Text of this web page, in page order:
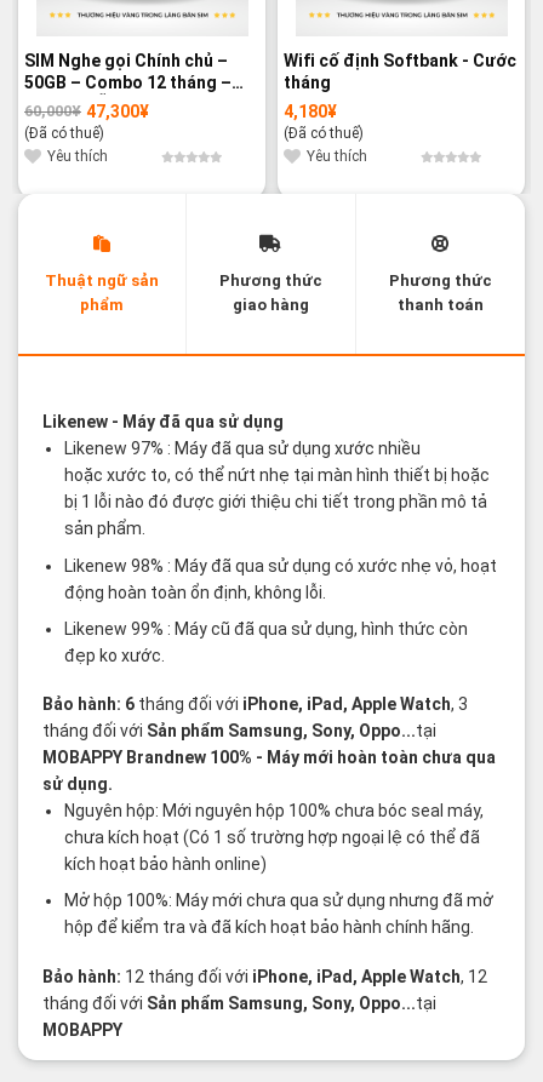
SIM Nghe gọi Chính chủ –
50GB – Combo 12 tháng –
GIÁ ƯU ĐÃI
60,000¥
Giá
gốc
là:
60,000¥.
47,300¥
Giá
hiện
tại
là:
47,300¥.
(Đã có thuế)
Yêu thích
Wifi cố định Softbank - Cước
tháng
4,180¥
(Đã có thuế)
Yêu thích
Thuật ngữ sản
phẩm
Phương thức
giao hàng
Phương thức
thanh toán
Likenew- Máy đã qua sử dụng
Likenew 97% : Máy đã qua sử dụng xước nhiều
hoặc xước to, có thể nứt nhẹ tại màn hình thiết bị hoặc
bị 1 lỗi nào đó được giới thiệu chi tiết trong phần mô tả
sản phẩm.
Likenew 98% : Máy đã qua sử dụng có xước nhẹ vỏ, hoạt
động hoàn toàn ổn định, không lỗi.
Likenew 99% : Máy cũ đã qua sử dụng, hình thức còn
đẹp ko xước.
Bảo hành: 6 tháng đối với iPhone, iPad, Apple Watch, 3
tháng đối với Sản phẩm Samsung, Sony, Oppo...tại
MOBAPPY Brandnew 100% - Máy mới hoàn toàn chưa qua
sử dụng.
Nguyên hộp: Mới nguyên hộp 100% chưa bóc seal máy,
chưa kích hoạt (Có 1 số trường hợp ngoại lệ có thể đã
kích hoạt bảo hành online)
Mở hộp 100%: Máy mới chưa qua sử dụng nhưng đã mở
hộp để kiểm tra và đã kích hoạt bảo hành chính hãng.
Bảo hành: 12 tháng đối với iPhone, iPad, Apple Watch, 12
tháng đối với Sản phẩm Samsung, Sony, Oppo...tại
MOBAPPY